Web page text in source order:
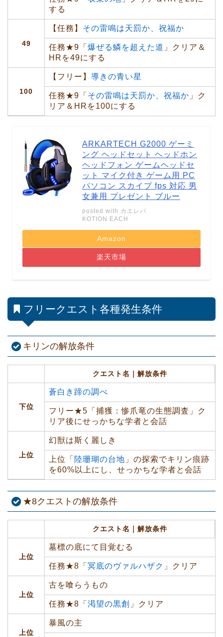
する
49
【任務】 その雷鳴は天罰か、祝福か
任務★9「 爆ぜる鱗を超えた道 」クリア＆
HRを49にする
100
【フリー】 導きの青い星
任務★9「 その雷鳴は天罰か、祝福か 」ク
リア＆HRを100にする
ARKARTECH G2000 ゲーミ
ング ヘッドセット ヘッドホン
ヘッドフォン ゲームヘッドセ
ット マイク付き ゲーム用 PC
パソコン スカイプ fps 対応 男
女兼用 プレゼント ブルー
posted with カエレバ
KOTION EACH
Amazon
楽天市場
フリークエスト各種発生条件
キリンの解放条件
クエスト名｜解放条件
下位
蒼白き蹄の調べ
フリー★5「捕獲：惨爪竜の生態調査」ク
リア後にせっかちな学者と会話
上位
幻獣は斯く麗しき
上位「 陸珊瑚の台地 」の探索でキリン痕跡
を60%以上にし、せっかちな学者と会話
★8クエストの解放条件
クエスト名｜解放条件
上位
墓標の底にて目覚むる
任務★8「 冥底のヴァルハザク 」クリア
上位
古を喰らうもの
任務★8「 渇望の黒創 」クリア
上位
暴風の主